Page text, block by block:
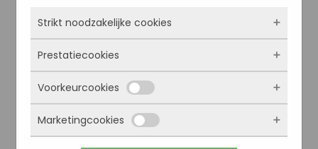
Strikt noodzakelijke cookies
Deze cookies zorgen ervoor dat de website
überhaupt werkt. Ze zijn dus altijd actief en
kunnen niet worden uitgezet. Meestal worden
ze alleen geplaatst als jij iets doet, zoals
inloggen, een formulier invullen of je
privacyvoorkeuren opslaan. Je kunt je browser
zo instellen dat hij deze cookies blokkeert of je
Prestatiecookies
Met deze cookies zien we hoe vaak onze site
bezocht wordt, waar bezoekers vandaan
komen en welke pagina’s populair zijn. Zo
kunnen we de website blijven verbeteren.
Voorkeurcookies
Deze cookies onthouden jouw voorkeuren.
Bijvoorbeeld taalkeuze of ingevulde gegevens.
Marketingcookies